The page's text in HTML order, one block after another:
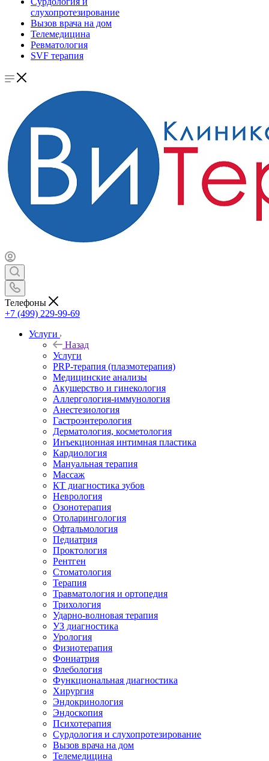
слухопротезирование
Вызов врача на дом
Телемедицина
Ревматология
SVF терапия
Телефоны
+7 (499) 229-99-69
Услуги
Назад
Услуги
PRP-терапия (плазмотерапия)
Медицинские анализы
Акушерство и гинекология
Аллергология-иммунология
Анестезиология
Гастроэнтерология
Дерматология, косметология
Инъекционная интимная пластика
Кардиология
Мануальная терапия
Массаж
КТ диагностика зубов
Неврология
Озонотерапия
Отоларингология
Офтальмология
Педиатрия
Проктология
Рентген
Стоматология
Терапия
Травматология и ортопедия
Трихология
Ударно-волновая терапия
УЗ диагностика
Урология
Физиотерапия
Фониатрия
Флебология
Функциональная диагностика
Хирургия
Эндокринология
Эндоскопия
Психотерапия
Сурдология и слухопротезирование
Вызов врача на дом
Телемедицина